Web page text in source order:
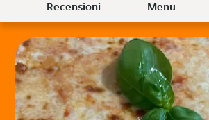
Recensioni Menu